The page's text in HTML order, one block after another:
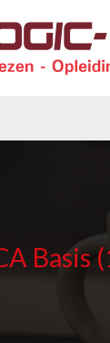
Basis